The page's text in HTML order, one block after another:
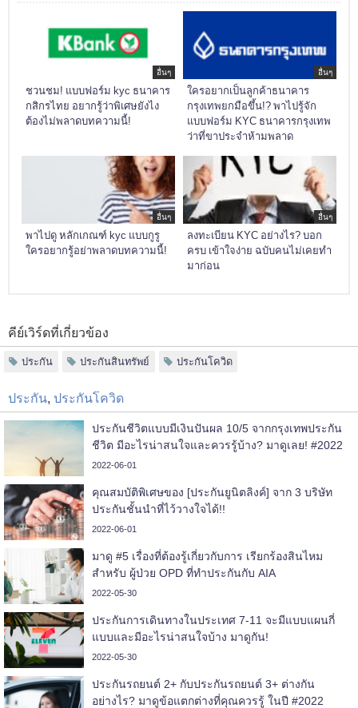
อื่นๆ
ชวนชม! แบบฟอร์ม kyc ธนาคาร
กสิกรไทย อยากรู้ว่าพิเศษยังไง
ต้องไม่พลาดบทความนี้!
อื่นๆ
ใครอยากเป็นลูกค้าธนาคาร
กรุงเทพยกมือขึ้น!? พาไปรู้จัก
แบบฟอร์ม KYC ธนาคารกรุงเทพ
ว่าที่ขาประจำห้ามพลาด
อื่นๆ
พาไปดู หลักเกณฑ์ kyc แบบกูรู
ใครอยากรู้อย่าพลาดบทความนี้!
อื่นๆ
ลงทะเบียน KYC อย่างไร? บอก
ครบ เข้าใจง่าย ฉบับคนไม่เคยทำ
มาก่อน
คีย์เวิร์ดที่เกี่ยวข้อง
ประกัน ประกันสินทรัพย์ ประกันโควิด
ประกัน ประกันโควิด
ประกันชีวิตแบบมีเงินปันผล 10/5 จากกรุงเทพประกัน
ชีวิต มีอะไรน่าสนใจและควรรู้บ้าง? มาดูเลย! #2022
2022-06-01
คุณสมบัติพิเศษของ [ประกันยูนิตลิงค์] จาก 3 บริษัท
ประกันชั้นนำที่ไว้วางใจได้!!
2022-06-01
มาดู #5 เรื่องที่ต้องรู้เกี่ยวกับการ เรียกร้องสินไหม
สำหรับ ผู้ป่วย OPD ที่ทำประกันกับ AIA
2022-05-30
ประกันการเดินทางในประเทศ 7-11 จะมีแบบแผนกี่
แบบและมีอะไรน่าสนใจบ้าง มาดูกัน!
2022-05-30
ประกันรถยนต์ 2+ กับประกันรถยนต์ 3+ ต่างกัน
อย่างไร? มาดูข้อแตกต่างที่คุณควรรู้ ในปี #2022